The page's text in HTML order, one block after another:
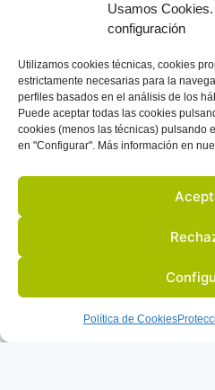
Usamos
configuración
Utilizamos cookies técnicas, cookies
estrictamente necesarias para la
perfiles basados en el análisis de los
Puede aceptar todas las cookies
cookies (menos las técnicas) pulsando
en "Configurar". Más información en
Política de Cookies
ACTIVIDADES Y EVENTOS SOCIOS
© 2022 TODOS LOS